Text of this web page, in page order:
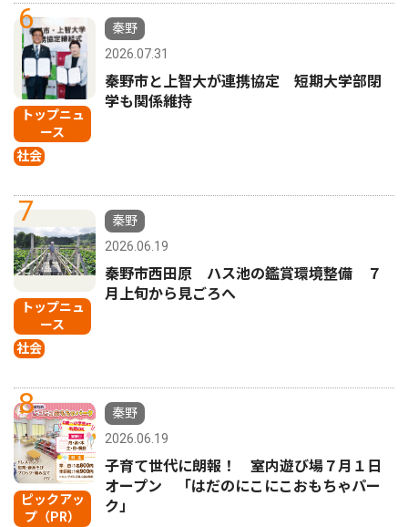
6
トップニュ
ース
社会
秦野
2026.07.31
秦野市と上智大が連携協定 短期大学部閉
学も関係維持
7
トップニュ
ース
社会
秦野
2026.06.19
秦野市西田原 ハス池の鑑賞環境整備 ７
月上旬から見ごろへ
8
ピックアッ
プ（PR）
秦野
2026.06.19
子育て世代に朗報！ 室内遊び場７月１日
オープン 「はだのにこにこおもちゃパー
ク」